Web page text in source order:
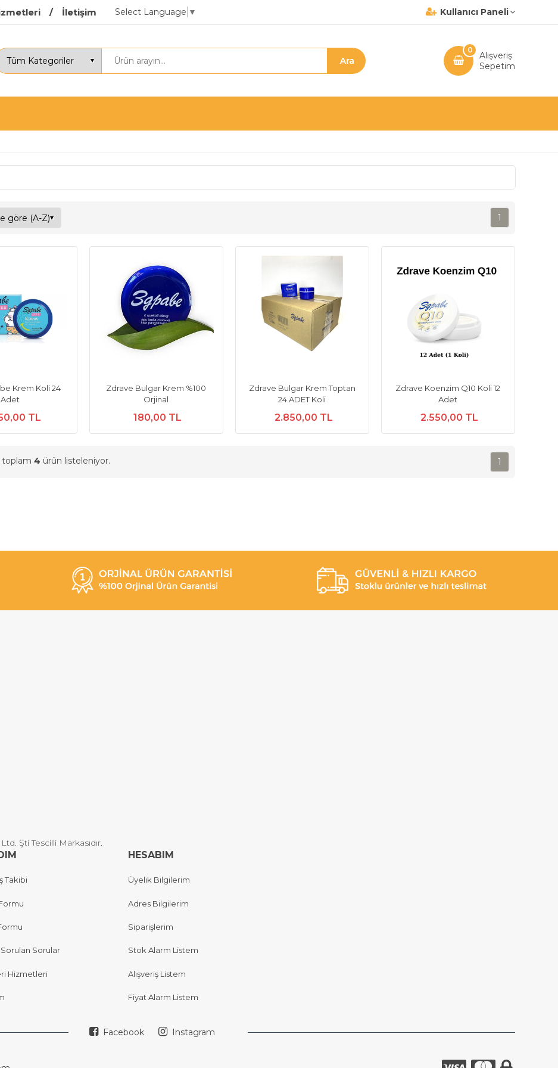
İletişim Select Language ▼ Kullanıcı Paneli
Alışveriş
Sepetim
0
1
Krem Koli 24
Adet
TL
Zdrave Bulgar Krem %100
Orjinal
180,00 TL
Zdrave Bulgar Krem Toptan
24 ADET Koli
2.850,00 TL
Zdrave Koenzim Q10 Koli 12
Adet
2.550,00 TL
toplam 4 ürün listeleniyor. 1
Şti Tescilli Markasıdır.
Takibi
Sorulan Sorular
Hizmetleri
HESABIM
Üyelik Bilgilerim
Adres Bilgilerim
Siparişlerim
Stok Alarm Listem
Alışveriş Listem
Fiyat Alarm Listem
Facebook Instagram